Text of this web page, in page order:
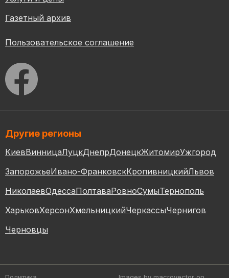
Газетный архив
Пользовательское соглашение
Другие регионы
КиевВинницаЛуцкДнепрДонецкЖитомирУжгород
ЗапорожьеИвано-ФранковскКропивницкийЛьвов
НиколаевОдессаПолтаваРовноСумыТернополь
ХарьковХерсонХмельницкийЧеркассыЧернигов
Черновцы